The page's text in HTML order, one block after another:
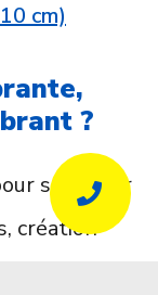
cm)
?
stabiliser
création